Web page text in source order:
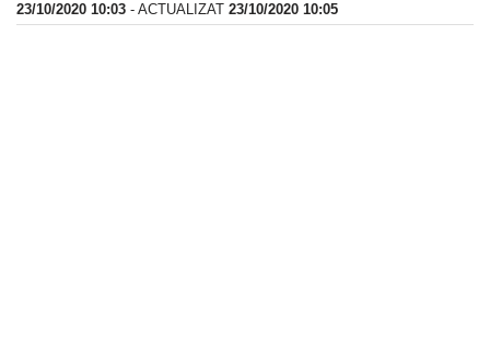
23/10/2020 10:03 - ACTUALIZAT 23/10/2020 10:05